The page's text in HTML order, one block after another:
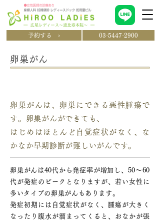
予約する › 03-5447-2900
卵巣がん
卵巣がんは、卵巣にできる悪性腫瘍で
す。卵巣がんができても、
はじめはほとんど自覚症状がなく、な
かなか早期診断が難しいがんです。
卵巣がんは40代から発症率が増加し、50～60
代が発症のピークとなりますが、若い女性に
多いタイプの卵巣がんもあります。
発症初期には自覚症状がなく、腫瘍が大きく
なったり腹水が溜まってくると、おなかが張